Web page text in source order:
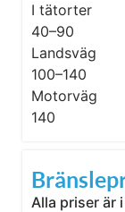
I tätorter
40–90
Landsväg
100–140
Motorväg
140
Alla priser är